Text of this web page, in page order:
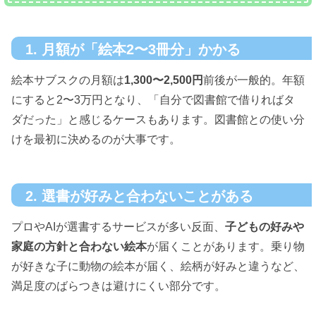
1. 月額が「絵本2〜3冊分」かかる
絵本サブスクの月額は1,300〜2,500円前後が一般的。年額
にすると2〜3万円となり、「自分で図書館で借りればタ
ダだった」と感じるケースもあります。図書館との使い分
けを最初に決めるのが大事です。
2. 選書が好みと合わないことがある
プロやAIが選書するサービスが多い反面、 子どもの好みや
家庭の方針と合わない絵本が届くことがあります。乗り物
が好きな子に動物の絵本が届く、絵柄が好みと違うなど、
満足度のばらつきは避けにくい部分です。